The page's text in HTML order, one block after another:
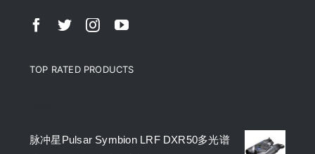
TOP RATED PRODUCTS
脉冲星Pulsar Symbion LRF DXR50多光谱